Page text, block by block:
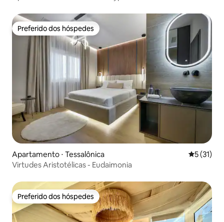
Preferido dos hóspedes
Preferido dos hóspedes
Apartamento ⋅ Tessalônica 5 de uma
5 (31)
Virtudes Aristotélicas - Eudaimonia
Preferido dos hóspedes
Preferido dos hóspedes